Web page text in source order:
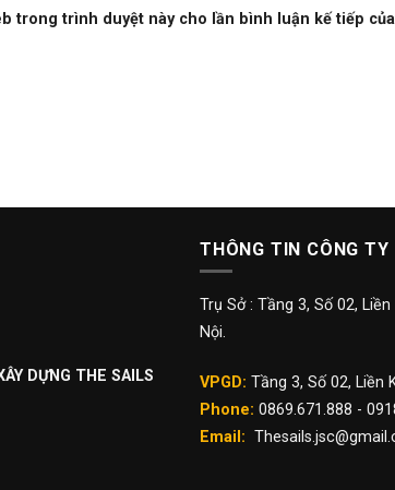
trong trình duyệt này cho lần bình luận kế tiếp
DỰNG THE SAILS
THÔNG TIN CÔNG TY
Trụ Sở : Tầng 3, Số 02,
Nội.
VPGD: Tầng 3, Số 02, Liền
Phone: 0869.671.888 -
Email: